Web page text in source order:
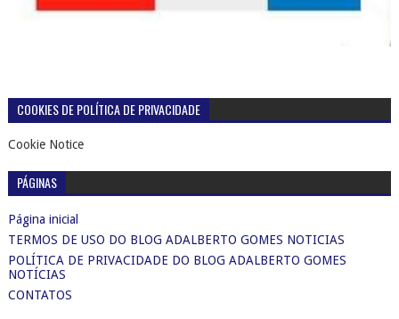
COOKIES DE POLÍTICA DE PRIVACIDADE
Cookie Notice
PÁGINAS
Página inicial
TERMOS DE USO DO BLOG ADALBERTO GOMES NOTICIAS
POLÍTICA DE PRIVACIDADE DO BLOG ADALBERTO GOMES
NOTÍCIAS
CONTATOS